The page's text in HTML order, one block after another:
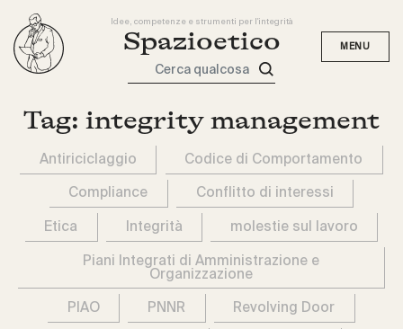
Idee, competenze e strumenti per l'integrità
Spazioetico
Cerca qualcosa
Tag: integrity management
Antiriciclaggio Codice di Comportamento
Compliance Conflitto di interessi
Etica Integrità molestie sul lavoro
Piani Integrati di Amministrazione e
Organizzazione
PIAO PNNR Revolving Door